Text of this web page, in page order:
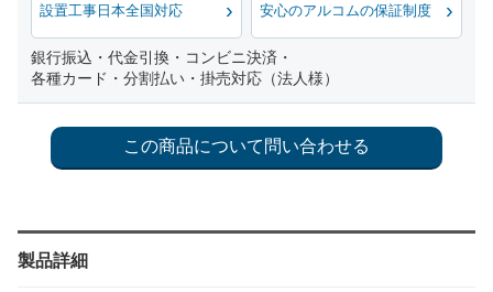
設置工事日本全国対応 安心のアルコムの保証制度
銀行振込・代金引換・コンビニ決済・
各種カード・分割払い・掛売対応（法人様）
製品詳細